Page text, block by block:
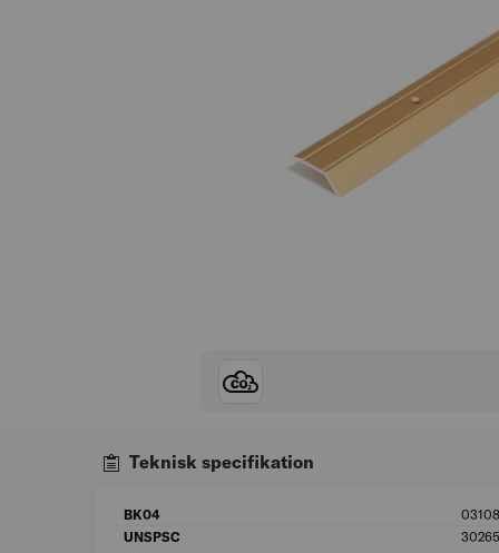
Teknisk specifikation
BK04 03108
UNSPSC